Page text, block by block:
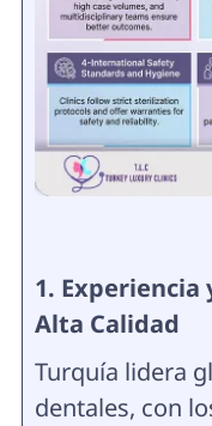
1. Experiencia
Alta Calidad
Turquía lidera
dentales, con